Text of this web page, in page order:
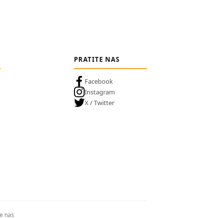
PRATITE NAS
Facebook
Instagram
X / Twitter
nas